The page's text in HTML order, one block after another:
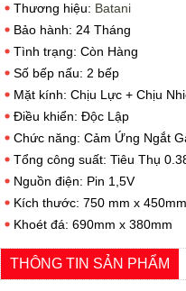
Thương hiệu: Batani
Bảo hành: 24 Tháng
Tình trạng: Còn Hàng
Số bếp nấu: 2 bếp
Mặt kính: Chịu Lực + Chịu
Điều khiển: Độc Lập
Chức năng: Cảm Ứng Ngắt
Tổng công suất: Tiêu Thụ
Nguồn điện: Pin 1,5V
Kích thước: 750 mm x 450mm
Khoét đá: 690mm x 380mm
THÔNG TIN SẢN PHẨM